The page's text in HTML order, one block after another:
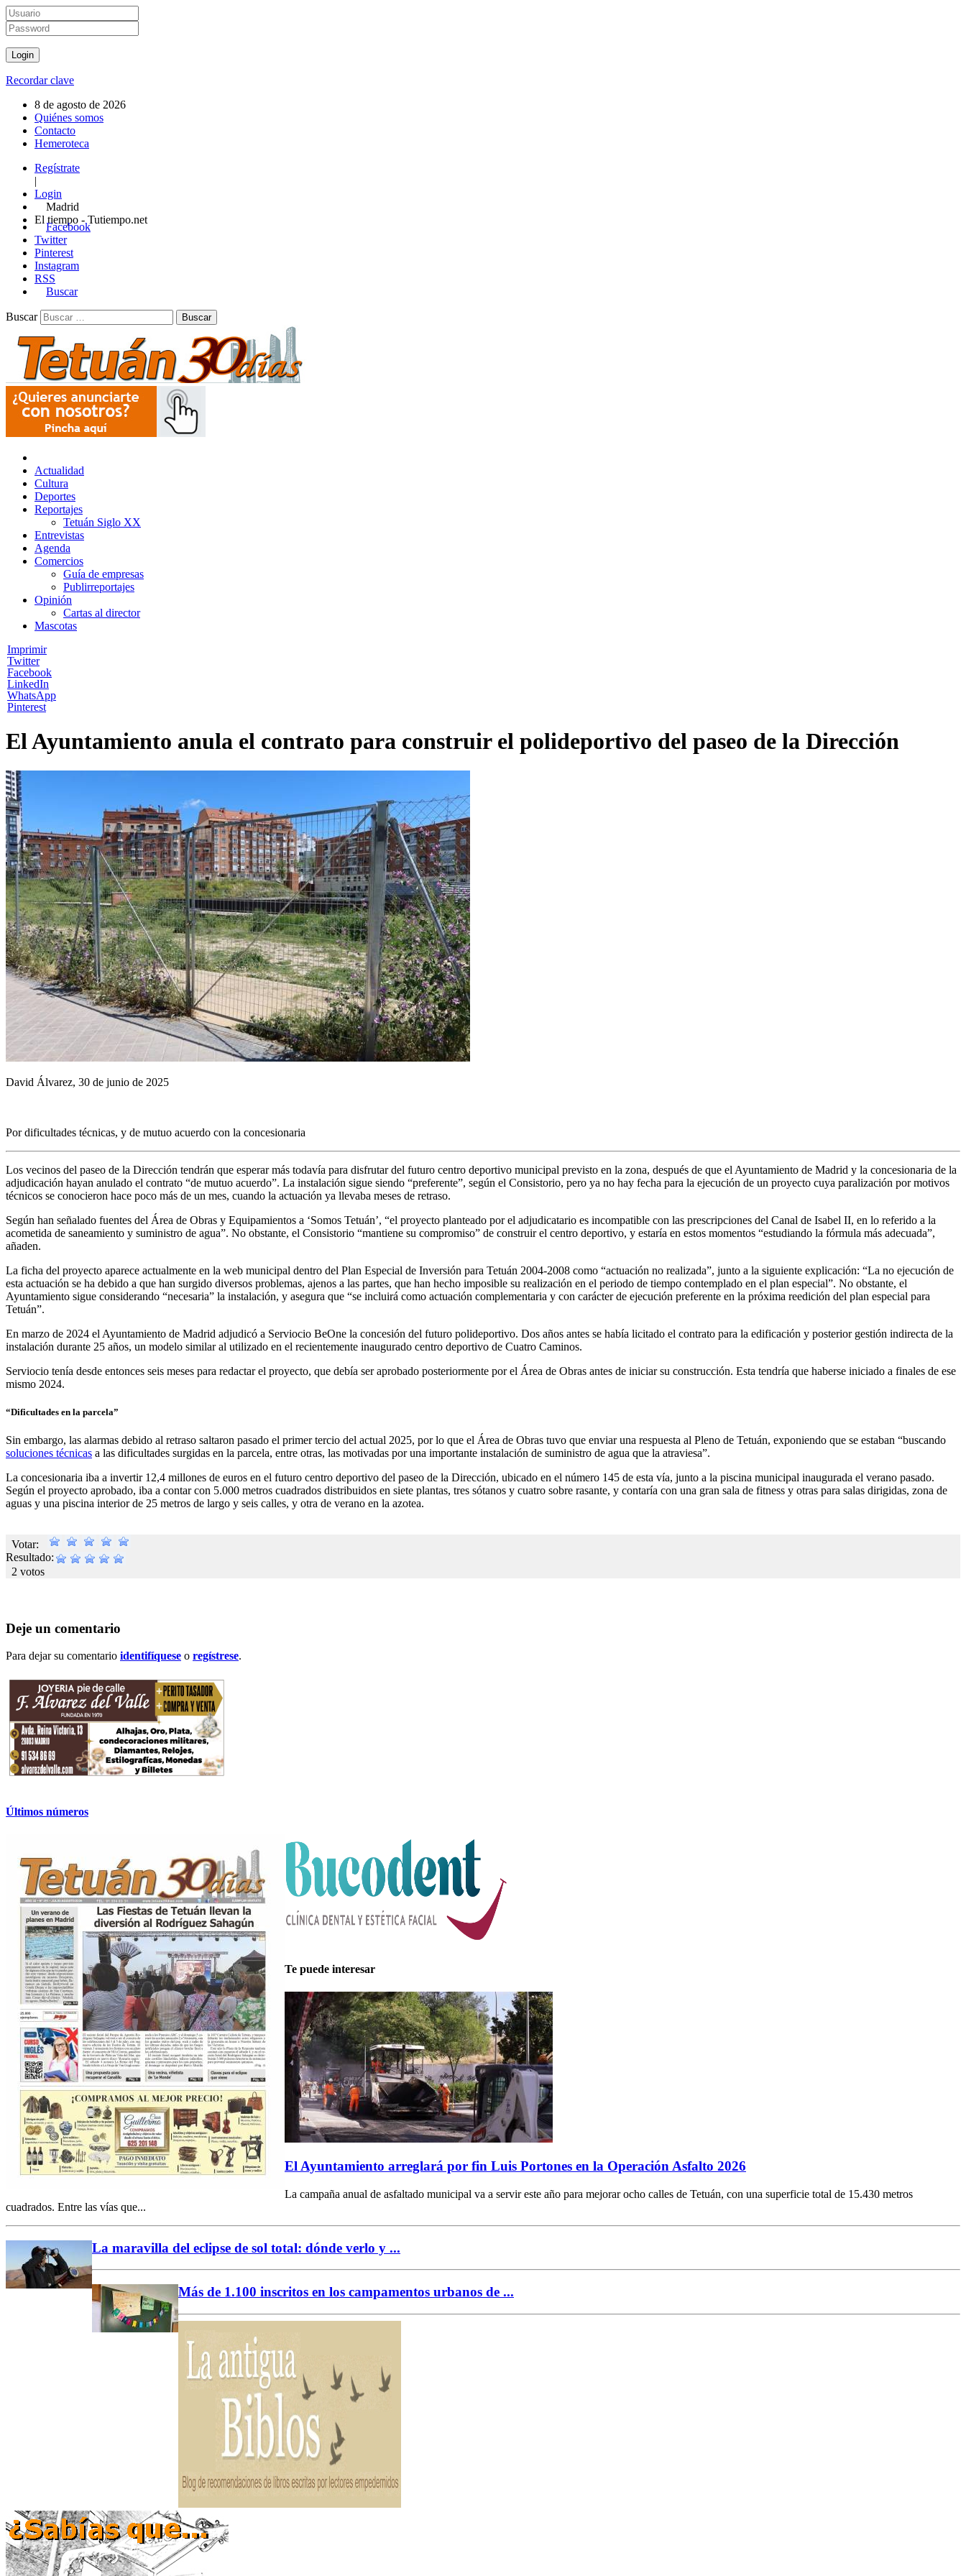
Recordar clave
8 de agosto de 2026
Quiénes somos
Contacto
Hemeroteca
Regístrate
|
Login
Madrid
El tiempo - Tutiempo.net
Facebook
Twitter
Pinterest
Instagram
RSS
Buscar
Buscar
Actualidad
Cultura
Deportes
Reportajes
Tetuán Siglo XX
Entrevistas
Agenda
Comercios
Guía de empresas
Publirreportajes
Opinión
Cartas al director
Mascotas
Imprimir
Twitter
Facebook
LinkedIn
WhatsApp
Pinterest
El Ayuntamiento anula el contrato para construir el polideportivo del paseo de la Dirección
David Álvarez, 30 de junio de 2025
Por dificultades técnicas, y de mutuo acuerdo con la concesionaria
Los vecinos del paseo de la Dirección tendrán que esperar más todavía para disfrutar del futuro centro deportivo municipal previsto en la zona, después de que el Ayuntamiento de Madrid y la concesionaria de la
adjudicación hayan anulado el contrato “de mutuo acuerdo”. La instalación sigue siendo “preferente”, según el Consistorio, pero ya no hay fecha para la ejecución de un proyecto cuya paralización por motivos
técnicos se conocieron hace poco más de un mes, cuando la actuación ya llevaba meses de retraso.
Según han señalado fuentes del Área de Obras y Equipamientos a ‘Somos Tetuán’, “el proyecto planteado por el adjudicatario es incompatible con las prescripciones del Canal de Isabel II, en lo referido a la
acometida de saneamiento y suministro de agua”. No obstante, el Consistorio “mantiene su compromiso” de construir el centro deportivo, y estaría en estos momentos “estudiando la fórmula más adecuada”,
añaden.
La ficha del proyecto aparece actualmente en la web municipal dentro del Plan Especial de Inversión para Tetuán 2004-2008 como “actuación no realizada”, junto a la siguiente explicación: “La no ejecución de
esta actuación se ha debido a que han surgido diversos problemas, ajenos a las partes, que han hecho imposible su realización en el periodo de tiempo contemplado en el plan especial”. No obstante, el
Ayuntamiento sigue considerando “necesaria” la instalación, y asegura que “se incluirá como actuación complementaria y con carácter de ejecución preferente en la próxima reedición del plan especial para
Tetuán”.
En marzo de 2024 el Ayuntamiento de Madrid adjudicó a Serviocio BeOne la concesión del futuro polideportivo. Dos años antes se había licitado el contrato para la edificación y posterior gestión indirecta de la
instalación durante 25 años, un modelo similar al utilizado en el recientemente inaugurado centro deportivo de Cuatro Caminos.
Serviocio tenía desde entonces seis meses para redactar el proyecto, que debía ser aprobado posteriormente por el Área de Obras antes de iniciar su construcción. Esta tendría que haberse iniciado a finales de ese
mismo 2024.
“Dificultades en la parcela”
Sin embargo, las alarmas debido al retraso saltaron pasado el primer tercio del actual 2025, por lo que el Área de Obras tuvo que enviar una respuesta al Pleno de Tetuán, exponiendo que se estaban “buscando
soluciones técnicas a las dificultades surgidas en la parcela, entre otras, las motivadas por una importante instalación de suministro de agua que la atraviesa”.
La concesionaria iba a invertir 12,4 millones de euros en el futuro centro deportivo del paseo de la Dirección, ubicado en el número 145 de esta vía, junto a la piscina municipal inaugurada el verano pasado.
Según el proyecto aprobado, iba a contar con 5.000 metros cuadrados distribuidos en siete plantas, tres sótanos y cuatro sobre rasante, y contaría con una gran sala de fitness y otras para salas dirigidas, zona de
aguas y una piscina interior de 25 metros de largo y seis calles, y otra de verano en la azotea.
Votar:
Resultado:
2 votos
Deje un comentario
Para dejar su comentario identifíquese o regístrese.
Últimos números
Te puede interesar
El Ayuntamiento arreglará por fin Luis Portones en la Operación Asfalto 2026
La campaña anual de asfaltado municipal va a servir este año para mejorar ocho calles de Tetuán, con una superficie total de 15.430 metros
cuadrados. Entre las vías que...
La maravilla del eclipse de sol total: dónde verlo y ...
Más de 1.100 inscritos en los campamentos urbanos de ...